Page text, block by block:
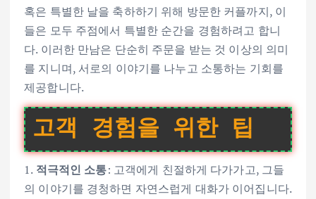
혹은 특별한 날을 축하하기 위해 방문한 커플까지, 이
들은 모두 주점에서 특별한 순간을 경험하려고 합니
다. 이러한 만남은 단순히 주문을 받는 것 이상의 의미
를 지니며, 서로의 이야기를 나누고 소통하는 기회를
제공합니다.
고객 경험을 위한 팁
1. 적극적인 소통: 고객에게 친절하게 다가가고, 그들
의 이야기를 경청하면 자연스럽게 대화가 이어집니다.